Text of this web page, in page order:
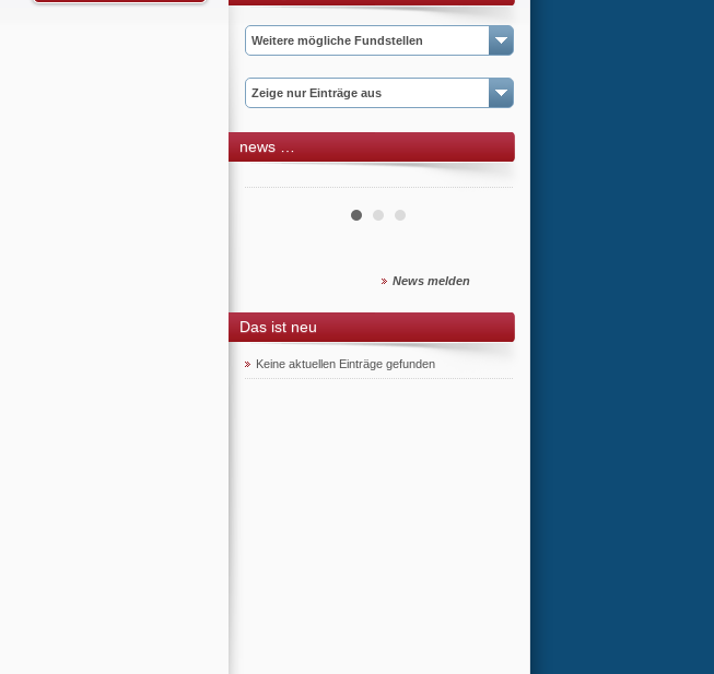
Weitere mögliche Fundstellen
Zeige nur Einträge aus
news …
News melden
Das ist neu
Keine aktuellen Einträge gefunden